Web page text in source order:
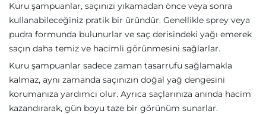
Kuru şampuanlar, saçınızı yıkamadan önce veya sonra
kullanabileceğiniz pratik bir üründür. Genellikle sprey veya
pudra formunda bulunurlar ve saç derisindeki yağı emerek
saçın daha temiz ve hacimli görünmesini sağlarlar.
Kuru şampuanlar sadece zaman tasarrufu sağlamakla
kalmaz, aynı zamanda saçınızın doğal yağ dengesini
korumanıza yardımcı olur. Ayrıca saçlarınıza anında hacim
kazandırarak, gün boyu taze bir görünüm sunarlar.